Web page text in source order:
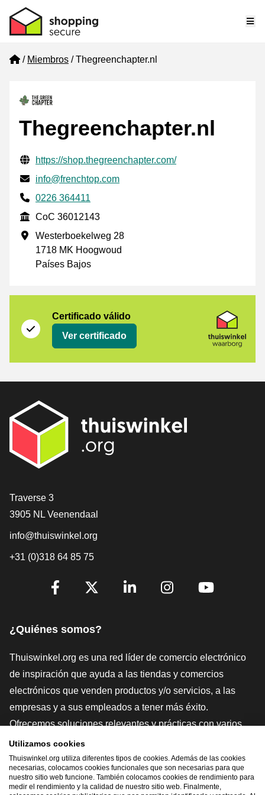
Home
Miembros Thegreenchapter.nl
Thegreenchapter.nl
Información de contacto verificada
Website URL
https://shop.thegreenchapter.com/
Envía un correo electrónico a
info@frenchtop.com
Phone number
0226 364411
CoC
CoC 36012143
Dirección de la empresa
Westerboekelweg 28
1718 MK Hoogwoud
Países Bajos
Certificado válido
Ver certificado
[_General:Contact]
Traverse 3
3905 NL Veenendaal
info@thuiswinkel.org
+31 (0)318 64 85 75
[_General:SocialMediaTitle]
¿Quiénes somos?
Thuiswinkel.org es una red líder de comercio electrónico
de inspiración que ayuda a las tiendas y comercios
electrónicos que venden productos y/o servicios, a las
empresas y a sus empleados a tener más éxito.
Ofrecemos soluciones relevantes y prácticas con varios
sellos de confianza, Thuiswinkel Reviews, herramientas y
asesoramiento jurídico, defensa, estudios de mercado, y
tenemos nuestra propia plataforma educativa, la
Thuiswinkel e-Academy.
Utilizamos cookies
Thuiswinkel.org utiliza diferentes tipos de cookies. Además de las cookies
necesarias, colocamos cookies funcionales que son necesarias para que
nuestro sitio web funcione. También colocamos cookies de rendimiento para
medir el rendimiento y la calidad de nuestro sitio web. Finalmente,